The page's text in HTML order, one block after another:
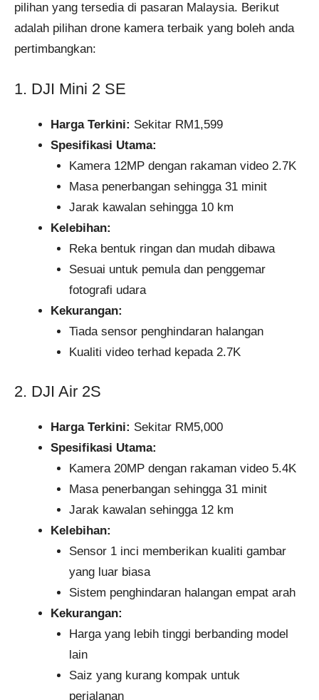
pilihan yang tersedia di pasaran Malaysia. Berikut
adalah pilihan drone kamera terbaik yang boleh anda
pertimbangkan:
1. DJI Mini 2 SE
Harga Terkini: Sekitar RM1,599
Spesifikasi Utama:
Kamera 12MP dengan rakaman video 2.7K
Masa penerbangan sehingga 31 minit
Jarak kawalan sehingga 10 km
Kelebihan:
Reka bentuk ringan dan mudah dibawa
Sesuai untuk pemula dan penggemar
fotografi udara
Kekurangan:
Tiada sensor penghindaran halangan
Kualiti video terhad kepada 2.7K
2. DJI Air 2S
Harga Terkini: Sekitar RM5,000
Spesifikasi Utama:
Kamera 20MP dengan rakaman video 5.4K
Masa penerbangan sehingga 31 minit
Jarak kawalan sehingga 12 km
Kelebihan:
Sensor 1 inci memberikan kualiti gambar
yang luar biasa
Sistem penghindaran halangan empat arah
Kekurangan:
Harga yang lebih tinggi berbanding model
lain
Saiz yang kurang kompak untuk
perjalanan